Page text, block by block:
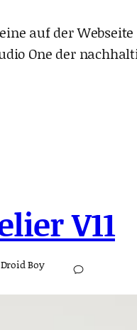
auf der
One der
V11
Droid Boy